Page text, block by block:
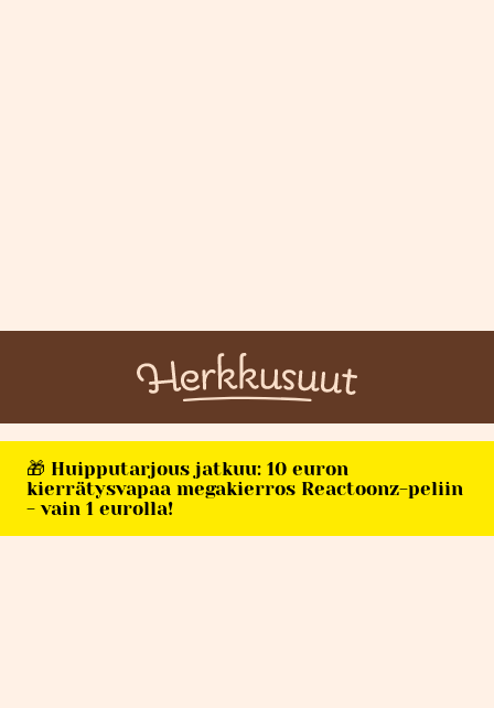
🎁 Huipputarjous jatkuu: 10 euron
kierrätysvapaa megakierros Reactoonz-peliin
- vain 1 eurolla!